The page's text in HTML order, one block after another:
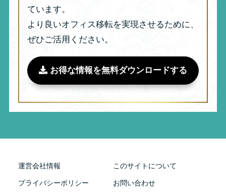
ています。
より良いオフィス移転を実現させるために、
ぜひご活用ください。
お得な情報を無料ダウンロードする
運営会社情報 このサイトについて
プライバシーポリシー お問い合わせ